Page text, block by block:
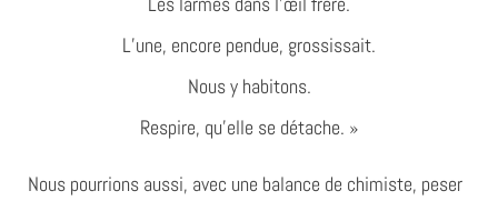
L’une, encore pendue, grossissait.
Nous y habitons.
Respire, qu’elle se détache. »
Nous pourrions aussi, avec une balance de chimiste, peser